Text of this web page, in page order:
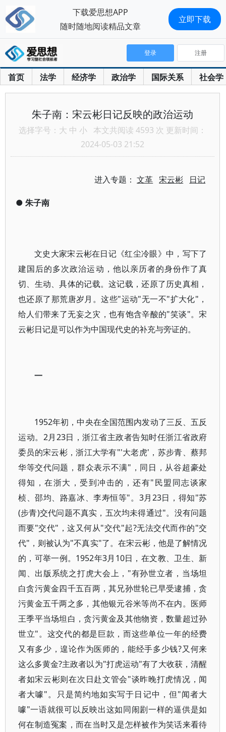
首页 法学 经济学 政治学 国际关系 社会学
登录 注册
朱子南：宋云彬日记反映的政治运动
选择字号： 大 中 小 本文共阅读 4593 次 更新时间：
2024-05-03 21:52
进入专题：文革 宋云彬 日记
● 朱子南
文史大家宋云彬在日记《红尘冷眼》中，写下了
建国后的多次政治运动，他以亲历者的身份作了真
切、生动、具体的记载。这记载，还原了历史真相，
也还原了那荒唐岁月。这些"运动"无一不"扩大化"，
给人们带来了无妄之灾，也有饱含辛酸的"笑谈"。宋
云彬日记是可以作为中国现代史的补充与旁证的。
一
1952年初，中央在全国范围内发动了三反、五反
运动。2月23日，浙江省主政者告知时任浙江省政府
委员的宋云彬，浙江大学有"'大老虎'，苏步青、蔡邦
华等交代问题，群众表示不满"，同日，从谷超豪处
得知，在浙大，受到冲击的，还有"民盟同志谈家
桢、邵均、路嘉冰、李寿恒等"。3月23日，得知"苏
(步青)交代问题不真实，五次均未得通过"。没有问题
而要"交代"，这又何从"交代"起?无法交代而作的"交
代"，则被认为"不真实"了。在宋云彬，他是了解情况
的，可举一例。1952年3月10日，在文教、卫生、新
闻、出版系统之打虎大会上，"有孙世立者，当场坦
白贪污黄金四千五百两，其兄孙世轮已早受逮捕，贪
污黄金五千两之多，其他银元谷米等尚不在内。医师
王季平当场坦白，贪污黄金及其他物资，数量超过孙
世立"。这交代的都是巨款，而这些单位一年的经费
又有多少，遑论作为医师的，能经手多少钱?又何来
这么多黄金?主政者以为"打虎运动"有了大收获，清醒
者如宋云彬则在次日赴文管会"谈昨晚打虎情况，闻
者大噱"。只是简约地如实写于日记中，但"闻者大
噱"一语就很可以反映出这如同闹剧一样的逼供是如
何在制造冤案，而在当时又是怎样被作为笑话来看待
下载爱思想APP
随时随地阅读精品文章
立即下载